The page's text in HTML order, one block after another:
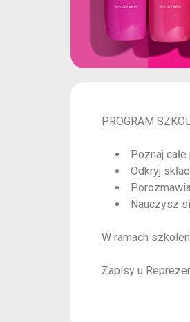
PROGRAM
Poznaj
Odkryj
Nauczysz
W ramach
Zapisy u